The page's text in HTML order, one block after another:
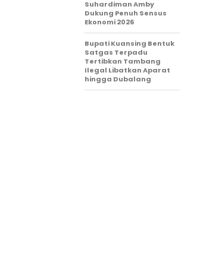
Suhardiman Amby
Dukung Penuh Sensus
Ekonomi 2026
Bupati Kuansing Bentuk
Satgas Terpadu
Tertibkan Tambang
Ilegal Libatkan Aparat
hingga Dubalang